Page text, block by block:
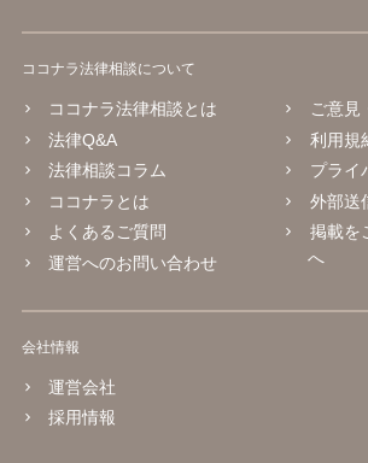
ココナラ法律相談について
ココナラ法律相談とは
法律Q&A
法律相談コラム
ココナラとは
よくあるご質問
運営へのお問い合わせ
ご意見
利用規
プライ
外部送
掲載を
へ
会社情報
運営会社
採用情報